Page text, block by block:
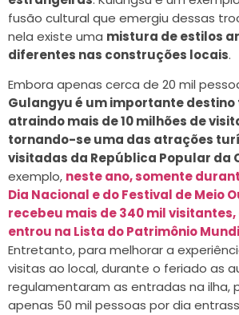
fusão cultural que emergiu dessas
nela existe uma mistura de estilos
diferentes nas construções locais.
Embora apenas cerca de 20 mil
Gulangyu é um importante
atraindo mais de 10 milhões de
tornando-se uma das atrações
visitadas da República Popular da
exemplo, neste ano, somente
Dia Nacional e do Festival de Meio
recebeu mais de 340 mil
entrou na Lista do Patrimônio
Entretanto, para melhorar a
visitas ao local, durante o feriado as
regulamentaram as entradas na ilha,
apenas 50 mil pessoas por dia